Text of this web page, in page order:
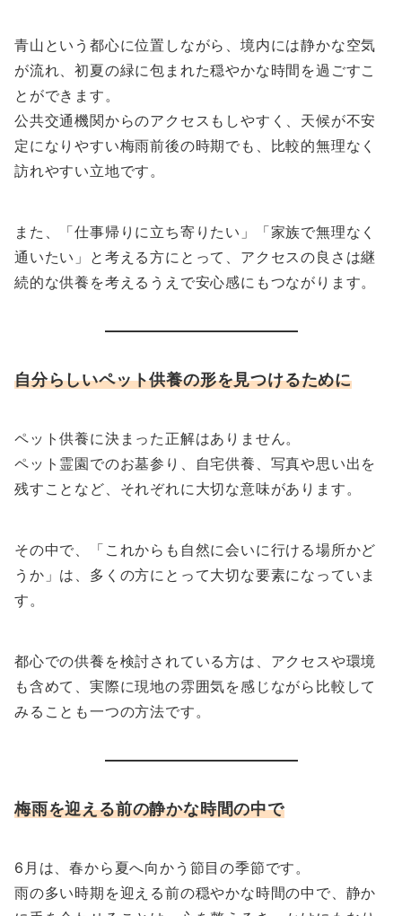
青山という都心に位置しながら、境内には静かな空気
が流れ、初夏の緑に包まれた穏やかな時間を過ごすこ
とができます。
公共交通機関からのアクセスもしやすく、天候が不安
定になりやすい梅雨前後の時期でも、比較的無理なく
訪れやすい立地です。
また、「仕事帰りに立ち寄りたい」「家族で無理なく
通いたい」と考える方にとって、アクセスの良さは継
続的な供養を考えるうえで安心感にもつながります。
自分らしいペット供養の形を見つけるために
ペット供養に決まった正解はありません。
ペット霊園でのお墓参り、自宅供養、写真や思い出を
残すことなど、それぞれに大切な意味があります。
その中で、「これからも自然に会いに行ける場所かど
うか」は、多くの方にとって大切な要素になっていま
す。
都心での供養を検討されている方は、アクセスや環境
も含めて、実際に現地の雰囲気を感じながら比較して
みることも一つの方法です。
梅雨を迎える前の静かな時間の中で
6月は、春から夏へ向かう節目の季節です。
雨の多い時期を迎える前の穏やかな時間の中で、静か